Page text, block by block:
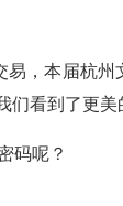
，本届杭
看到了更美
码呢？